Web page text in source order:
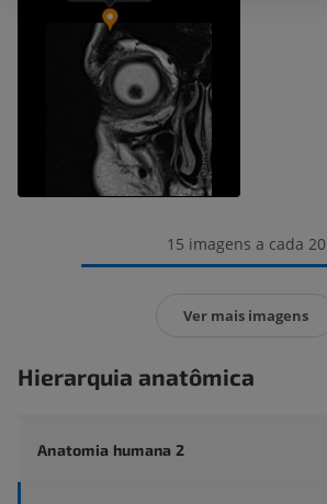
15 imagens a cada 20
Ver mais imagens
Hierarquia anatômica
Anatomia humana 2